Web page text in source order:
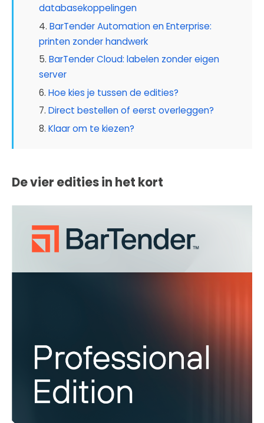
databasekoppelingen
BarTender Automation en Enterprise:
printen zonder handwerk
BarTender Cloud: labelen zonder eigen
server
Hoe kies je tussen de edities?
Direct bestellen of eerst overleggen?
Klaar om te kiezen?
De vier edities in het kort